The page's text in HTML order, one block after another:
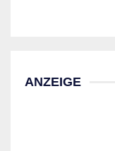
ANZEIGE